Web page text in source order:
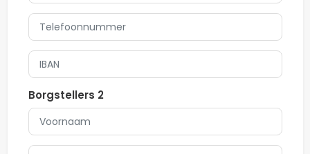
Borgstellers 2